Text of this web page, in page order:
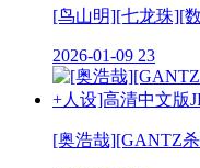
[鸟山明][七龙珠][
2026-01-09 23
[奥浩哉][GANTZ